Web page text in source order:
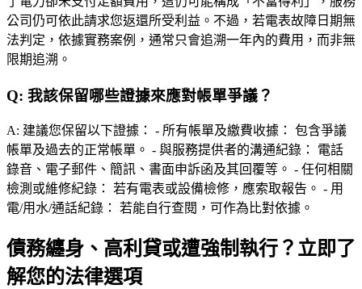
公司仍可依此請求您返還所受利益。不過，若電表故障日期無
法判定，依據實務案例，通常只會追溯一年內的費用，而非無
限期追溯。
Q: 我該保留哪些證據來應對帳單爭議？
A: 建議您保留以下證據： - 所有帳單及繳費收據： 包含爭議
帳單及過去的正常帳單。 - 與服務提供者的溝通紀錄： 電話
錄音、電子郵件、簡訊、書面申訴函及其回覆等。 - 任何相關
檢測或維修紀錄： 若有電表或設備檢修，應索取報告。 - 用
電/用水/通話紀錄： 若能自行查閱，可作為比對依據。
債務纏身、高利貸或遭強制執行？立即了
解您的法律選項